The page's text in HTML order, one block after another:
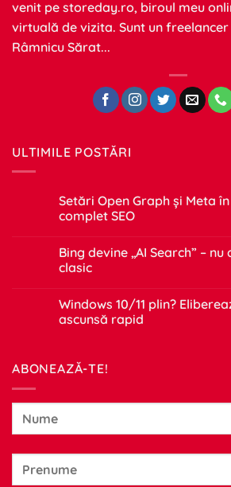
venit pe storeday.ro, biroul meu
virtuală de vizita. Sunt un
Râmnicu Sărat...
ULTIMILE POSTĂRI
Setări Open Graph și Meta
complet SEO
la
Setări
Open
Meta
în
Header:
Bing devine „AI Search” –
clasic
la
Bing
devine
nu
doar
Windows 10/11 plin?
ascunsă rapid
Windows
10/11
ascunsă
ABONEAZĂ-TE!